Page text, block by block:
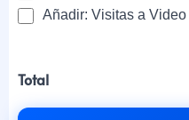
Añadir: Visitas a
Total